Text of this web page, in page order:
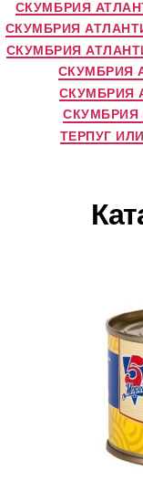
СКУМБРИЯ
СКУМБРИЯ
СКУМБРИЯ
СКУМБРИЯ
СКУМБРИЯ
СКУМБРИЯ
ТЕРПУГ